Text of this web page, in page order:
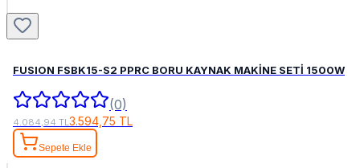
FUSION FSBK15-S2 PPRC BORU KAYNAK MAKİNE SETİ 1500W
(0)
4.084,94 TL3.594,75 TL
Sepete Ekle